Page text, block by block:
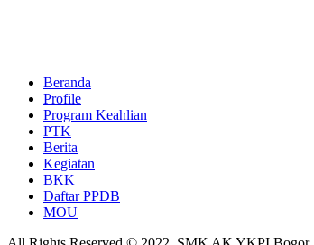
Beranda
Profile
Program Keahlian
PTK
Berita
Kegiatan
BKK
Daftar PPDB
MOU